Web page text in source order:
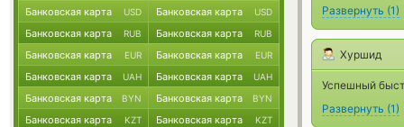
Развернуть (1)
Хуршид
Успешный
Развернуть (1)
Банковская карта USD Банковская карта USD
Банковская карта RUB Банковская карта RUB
Банковская карта EUR Банковская карта EUR
Банковская карта UAH Банковская карта UAH
Банковская карта BYN Банковская карта BYN
Банковская карта KZT Банковская карта KZT